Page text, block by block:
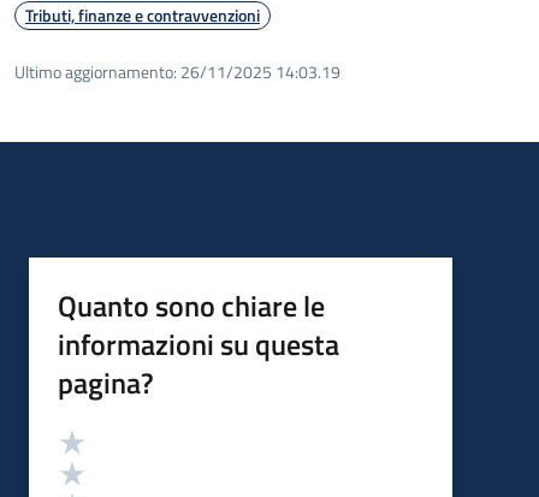
Tributi, finanze e contravvenzioni
Ultimo aggiornamento: 26/11/2025 14:03.19
Quanto sono chiare le
informazioni su questa
pagina?
Valutazione